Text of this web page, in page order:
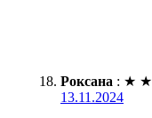
Роксана : ★ ★
13.11.2024